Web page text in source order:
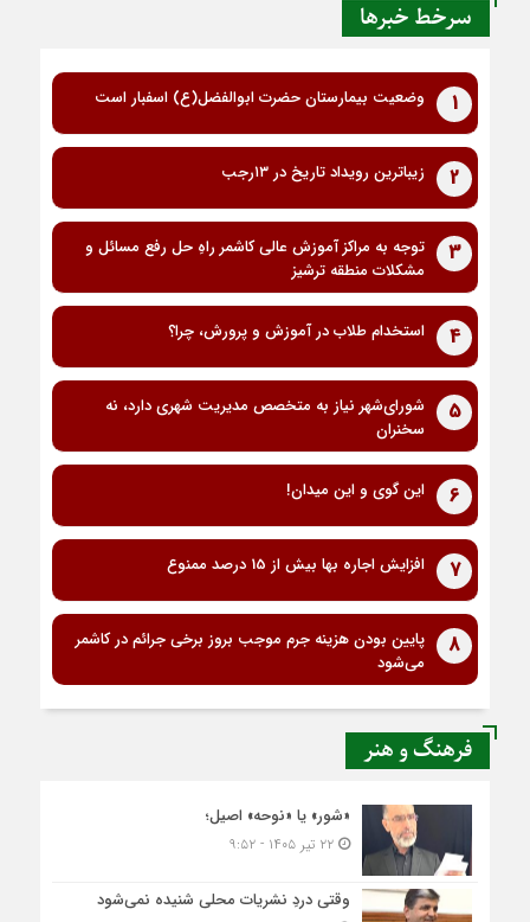
سرخط خبرها
1 وضعیت بیمارستان حضرت ابوالفضل(ع) اسفبار است
2 زیباترین رویداد تاریخ در ۱۳رجب
3
توجه به مراکز آموزش عالی کاشمر راهِ حل رفع مسائل و
مشکلات منطقه ترشیز
4 استخدام طلاب در آموزش و پرورش، چرا؟
5
شورای‌شهر نیاز به متخصص مدیریت شهری دارد، نه
سخنران
6 این گوی و این میدان!
7 افزایش اجاره بها بیش از 15 درصد ممنوع
8
پایین بودن هزینه جرم موجب بروز برخی جرائم در کاشمر
می‌شود
فرهنگ و هنر
«شور» یا «نوحه» اصیل؛
۲۲ تیر ۱۴۰۵ - ۹:۵۲
وقتی دردِ نشریات محلی شنیده نمی‌شود